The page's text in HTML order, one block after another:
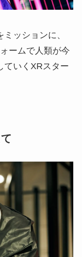
ッションに、
ームで人類が今
ていくXRスター